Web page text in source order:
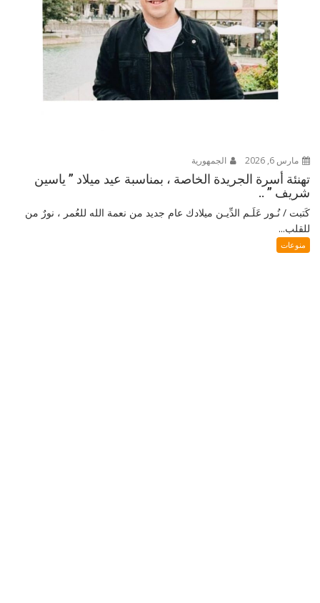
مارس 6, 2026 الجمهورية
تهنئة أسرة الجريدة الخاصة ، بمناسبة عيد ميلاد ” ياسين
شريف ” ..
كَتبت / نُـور عَلَـم الدِّيـن ميلادك عام جديد من نعمة الله للعُمر ، نورٌ من
للقلب...
منوعات